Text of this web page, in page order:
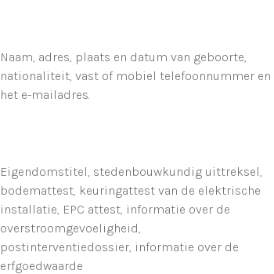
Naam, adres, plaats en datum van geboorte,
nationaliteit, vast of mobiel telefoonnummer en
het e-mailadres.
Eigendomstitel, stedenbouwkundig uittreksel,
bodemattest, keuringattest van de elektrische
installatie, EPC attest, informatie over de
overstroomgevoeligheid,
postinterventiedossier, informatie over de
erfgoedwaarde